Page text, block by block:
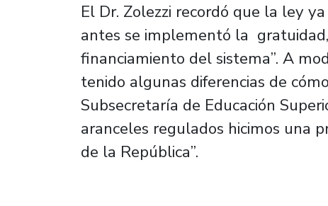
El Dr. Zolezzi recordó que la ley
antes se implementó la
financiamiento del sistema”. A
tenido algunas diferencias de
Subsecretaría de Educación
aranceles regulados hicimos una
de la República”.